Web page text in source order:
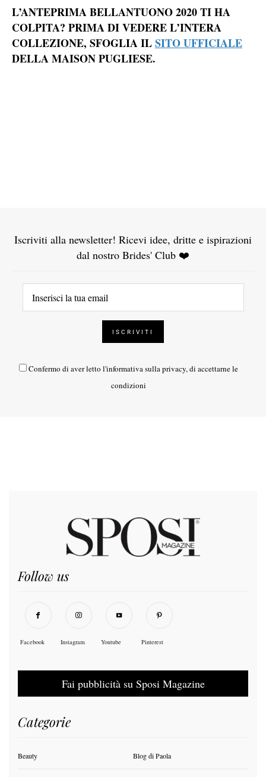
L’ANTEPRIMA BELLANTUONO 2020 TI HA
COLPITA? PRIMA DI VEDERE L’INTERA
COLLEZIONE, SFOGLIA ILSITO UFFICIALE
DELLA MAISON PUGLIESE.
Iscriviti alla newsletter! Ricevi idee, dritte e ispirazioni
dal nostro Brides' Club ❤️
Confermo di aver letto l'informativa sulla privacy, di accettarne le
condizioni
Follow us
Facebook Instagram Youtube Pinterest
Fai pubblicità su Sposi Magazine
Categorie
Beauty Blog di Paola